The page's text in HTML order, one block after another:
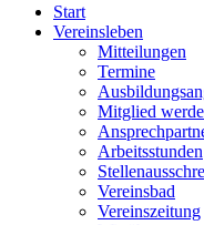
Start
Vereinsleben
Mitteilungen
Termine
Mitglied
Arbeitsstunden
Vereinsbad
Vereinszeitung